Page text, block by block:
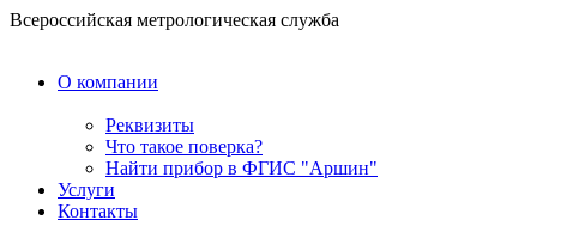
Всероссийская метрологическая служба
О компании
Реквизиты
Что такое поверка?
Найти прибор в ФГИС "Аршин"
Услуги
Контакты